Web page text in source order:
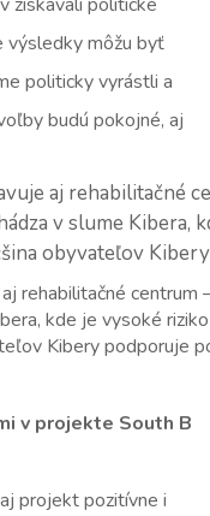
výsledky môžu byť
politicky vyrástli a
budú pokojné, aj
rehabilitačné
kde je vysoké
Kibery podporuje
v projekte South B
projekt pozitívne i